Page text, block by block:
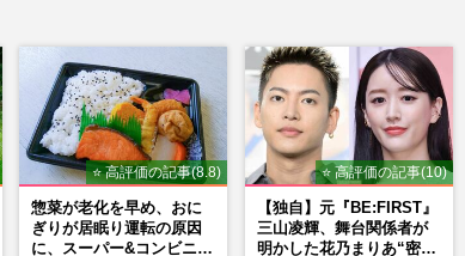
⭐ 高評価の記事(8.8)
惣菜が老化を早め、おに
ぎりが居眠り運転の原因
に、スーパー&コンビニの
⭐ 高評価の記事(10)
【独自】元『BE:FIRST』
三山凌輝、舞台関係者が
明かした花乃まりあ“密会